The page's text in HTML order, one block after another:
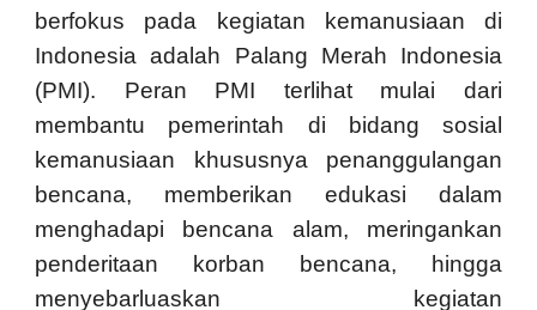
berfokus pada kegiatan kemanusiaan di
Indonesia adalah Palang Merah Indonesia
(PMI). Peran PMI terlihat mulai dari
membantu pemerintah di bidang sosial
kemanusiaan khususnya penanggulangan
bencana, memberikan edukasi dalam
menghadapi bencana alam, meringankan
penderitaan korban bencana, hingga
menyebarluaskan kegiatan